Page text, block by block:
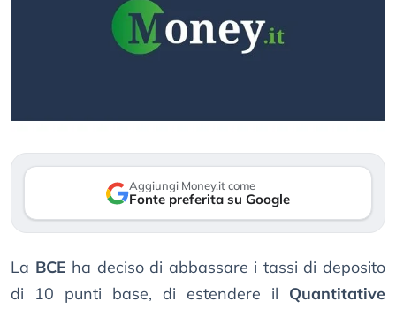
Aggiungi Money.it come
Fonte preferita su Google
La BCE ha deciso di abbassare i tassi di deposito
di 10 punti base, di estendere il Quantitative